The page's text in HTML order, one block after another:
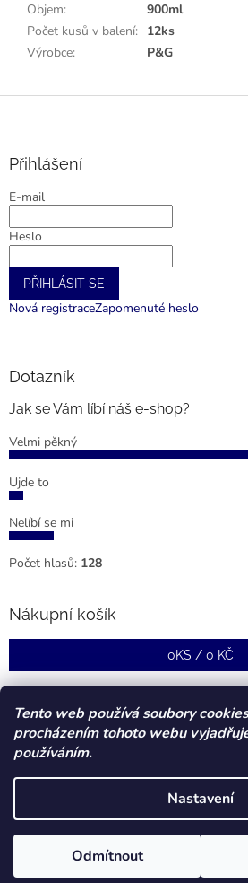
Tento web používá soubory
procházením tohoto webu
používáním.
Nastavení
Odmítnout
Objem:
900ml
Počet kusů v balení: 12ks
Výrobce: P&G
Přihlášení
E-mail
Heslo
PŘIHLÁSIT SE
Nová registraceZapomenuté heslo
Dotazník
Jak se Vám líbí náš e-shop?
Velmi pěkný
Ujde to
Nelíbí se mi
Počet hlasů: 128
Nákupní košík
0KS / 0 KČ
Vytvořil
Copyright 2026 .